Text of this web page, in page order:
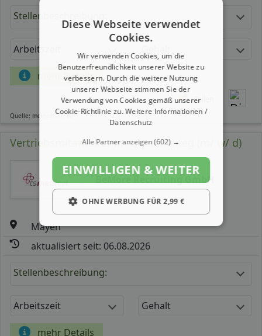
Stellenbeschreibung:
Arbeitszeit
mehr Details
Teilen
Quelle: meinestadt.de
Vertriebsmitarbeiter im Quereinstieg (m/ w/ d)
BeMore Recruiting GmbH
Mayen
aktualisiert seit: 06.08.2026
Stellenbeschreibung:
Arbeitszeit Gehalt
mehr Details
Diese Webseite verwendet
Cookies.
Wir verwenden Cookies, um die
Benutzerfreundlichkeit unserer Website zu
verbessern. Durch die weitere Nutzung
unserer Webseite stimmen Sie der
Verwendung von Cookies gemäß unserer
Cookie-Richtlinie zu.Weitere Informationen /
Datenschutz
Alle Partner anzeigen(602) →
EINWILLIGEN & WEITER
OHNE WERBUNG FÜR 2,99 €